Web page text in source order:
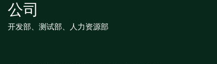
公司
开发部、测试部、人力资源部